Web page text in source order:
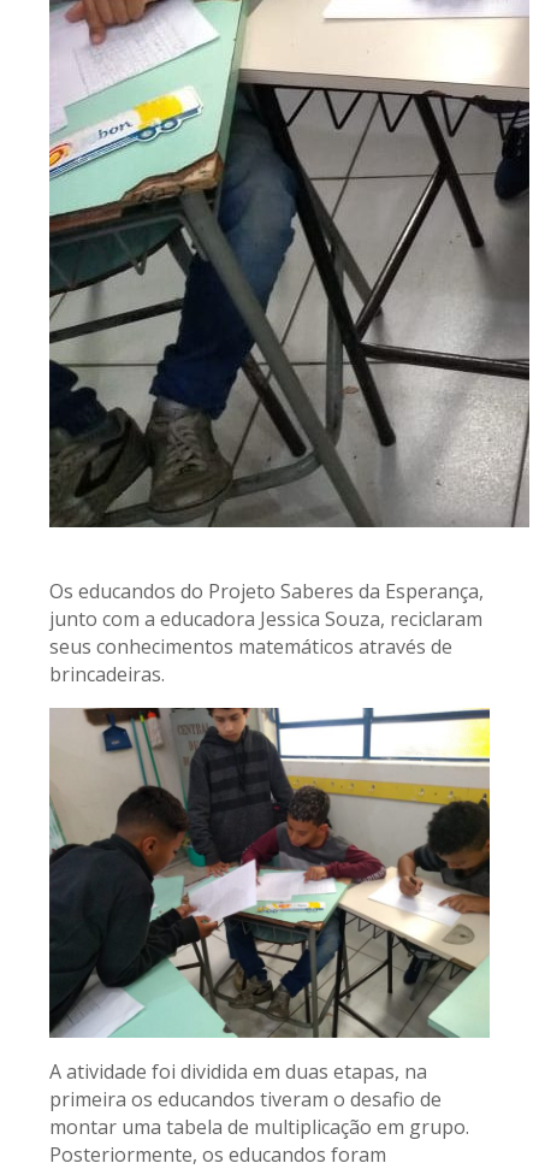
Os educandos do Projeto Saberes da Esperança,
junto com a educadora Jessica Souza, reciclaram
seus conhecimentos matemáticos através de
brincadeiras.
A atividade foi dividida em duas etapas, na
primeira os educandos tiveram o desafio de
montar uma tabela de multiplicação em grupo.
Posteriormente, os educandos foram